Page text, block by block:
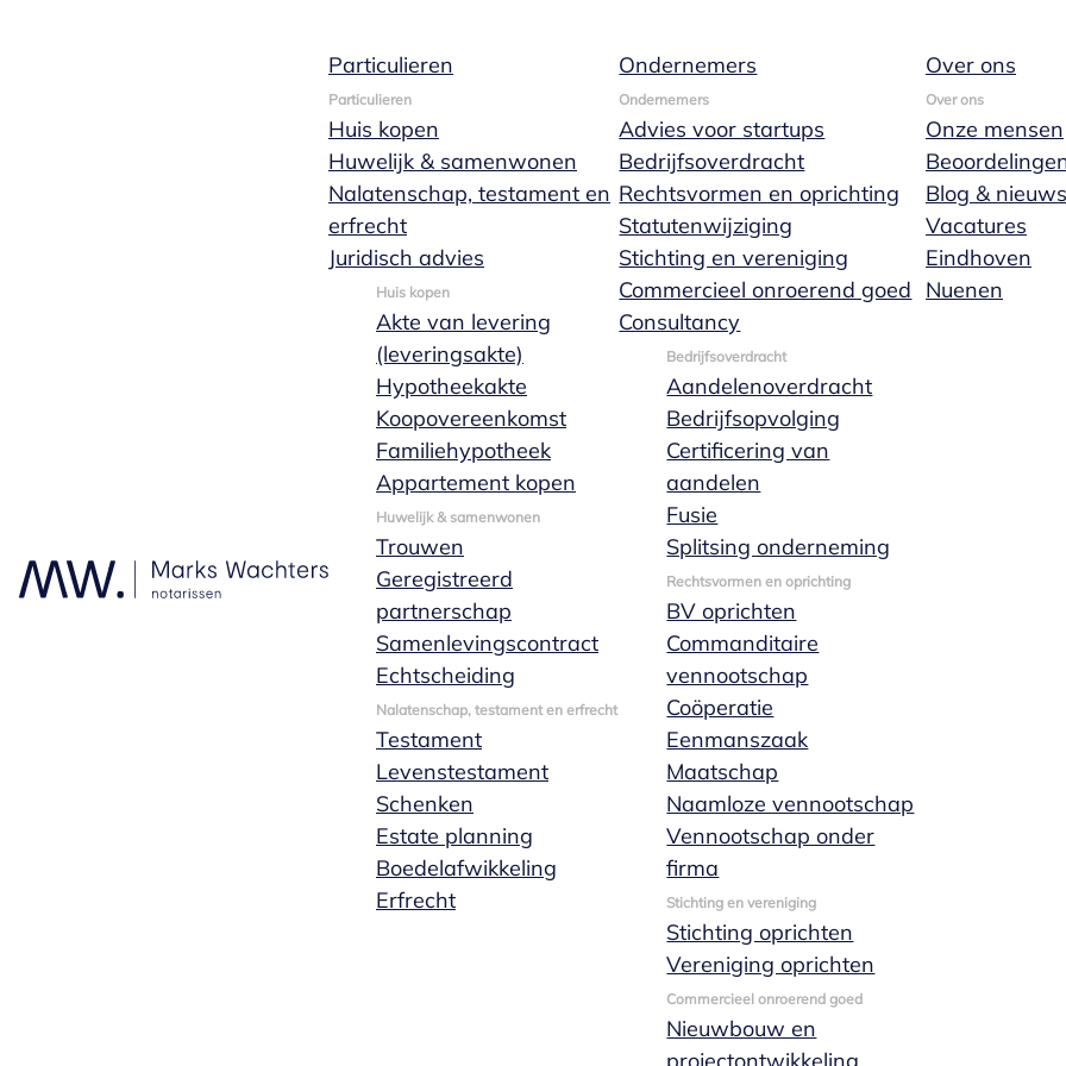
Particulieren
Particulieren
Huis kopen
Huwelijk & samenwonen
Nalatenschap, testament en
erfrecht
Juridisch advies
Huis kopen
Akte van levering
(leveringsakte)
Hypotheekakte
Koopovereenkomst
Familiehypotheek
Appartement kopen
Huwelijk & samenwonen
Trouwen
Geregistreerd
partnerschap
Samenlevingscontract
Echtscheiding
Nalatenschap, testament en erfrecht
Testament
Levenstestament
Schenken
Estate planning
Boedelafwikkeling
Erfrecht
Ondernemers
Ondernemers
Advies voor startups
Bedrijfsoverdracht
Rechtsvormen en oprichting
Statutenwijziging
Stichting en vereniging
Commercieel onroerend goed
Consultancy
Bedrijfsoverdracht
Aandelenoverdracht
Bedrijfsopvolging
Certificering van
aandelen
Fusie
Splitsing onderneming
Rechtsvormen en oprichting
BV oprichten
Commanditaire
vennootschap
Coöperatie
Eenmanszaak
Maatschap
Naamloze vennootschap
Vennootschap onder
firma
Stichting en vereniging
Stichting oprichten
Vereniging oprichten
Commercieel onroerend goed
Nieuwbouw en
Over ons
Over ons
Onze mensen
Blog & nieuws
Vacatures
Eindhoven
Nuenen
Wwft kantoorbeleid Marks
notarissen
Op grond van de Wet ter voorkoming van witwassen en financieren van terrorisme (WWFT) zijn
onderzoek naar de herkomst van gelden te verrichten. Ook heeft de notaris een meldingsplicht
financieren van terrorisme. Deze verplichting geldt onder meer voor zaken waarbij onroerend goed,
Verklaring herkomst gelden